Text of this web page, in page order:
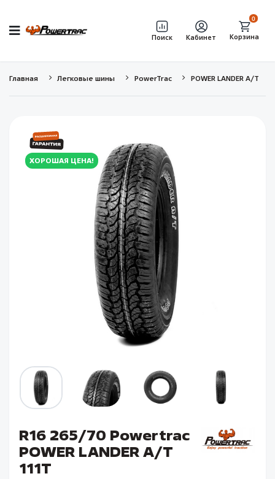
Поиск Кабинет Корзина
0
Главная Легковые шины PowerTrac POWER LANDER A/T
ХОРОШАЯ ЦЕНА!
R16 265/70 Powertrac
POWER LANDER A/T
111T